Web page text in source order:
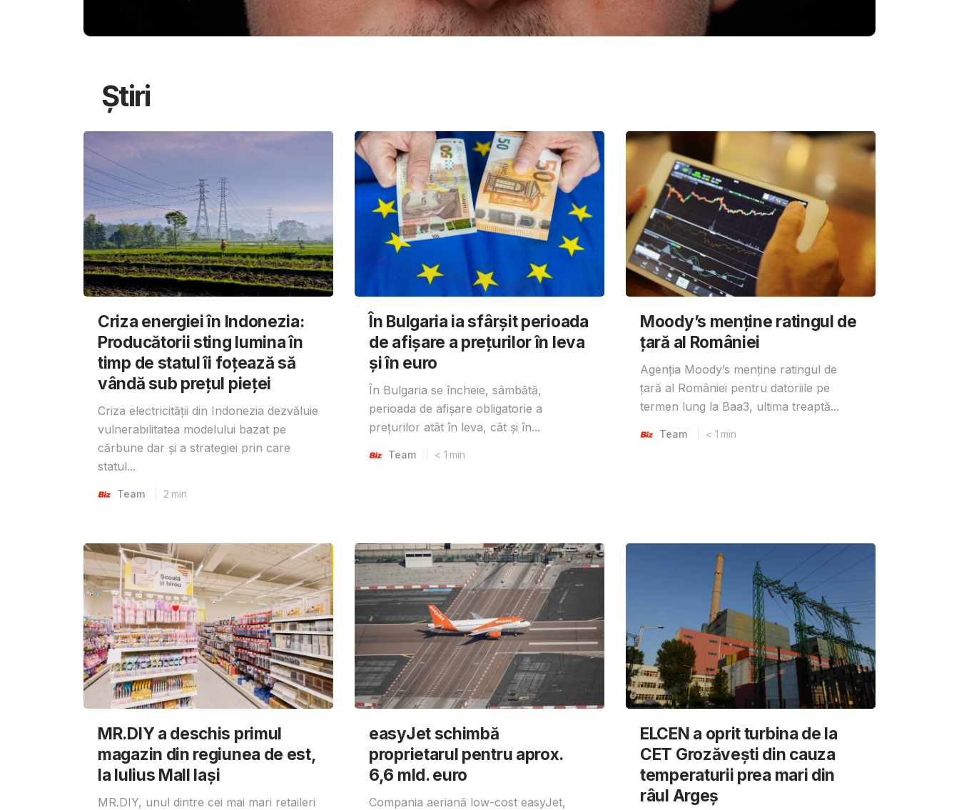
Știri
Criza energiei în Indonezia:
Producătorii sting lumina în
timp de statul îi foțează să
vândă sub prețul pieței
Criza electricității din Indonezia dezvăluie
vulnerabilitatea modelului bazat pe
cărbune dar și a strategiei prin care
statul...
Team 2 min
În Bulgaria ia sfârşit perioada
de afișare a prețurilor în ​​leva
și în euro
În Bulgaria se încheie, sâmbătă,
perioada de afișare obligatorie a
prețurilor atât în ​​leva, cât și în...
Team < 1 min
Moody’s menține ratingul de
țară al României
Agenția Moody’s menține ratingul de
țară al României pentru datoriile pe
termen lung la Baa3, ultima treaptă...
Team < 1 min
MR.DIY a deschis primul
magazin din regiunea de est,
la Iulius Mall Iași
MR.DIY, unul dintre cei mai mari retaileri
easyJet schimbă
proprietarul pentru aprox.
6,6 mld. euro
Compania aeriană low-cost easyJet,
ELCEN a oprit turbina de la
CET Grozăvești din cauza
temperaturii prea mari din
râul Argeș